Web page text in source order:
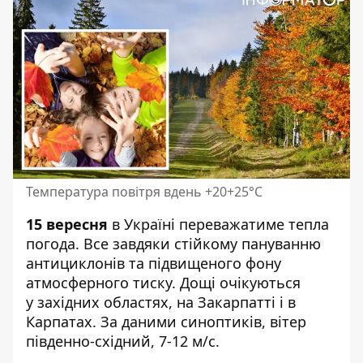
Температура повітря вдень +20+25°С
15 вересня в Україні переважатиме тепла
погода. Все завдяки стійкому пануванню
антициклонів та підвищеного фону
атмосферного тиску. Дощі очікуються
у західних областях, на Закарпатті і в
Карпатах. За даними синоптиків, вітер
південно-східний, 7-12 м/с.